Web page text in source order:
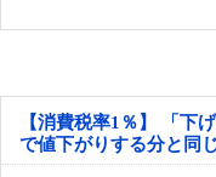
【消費税率1％】 「下
で値下がりする分と同
えない店も